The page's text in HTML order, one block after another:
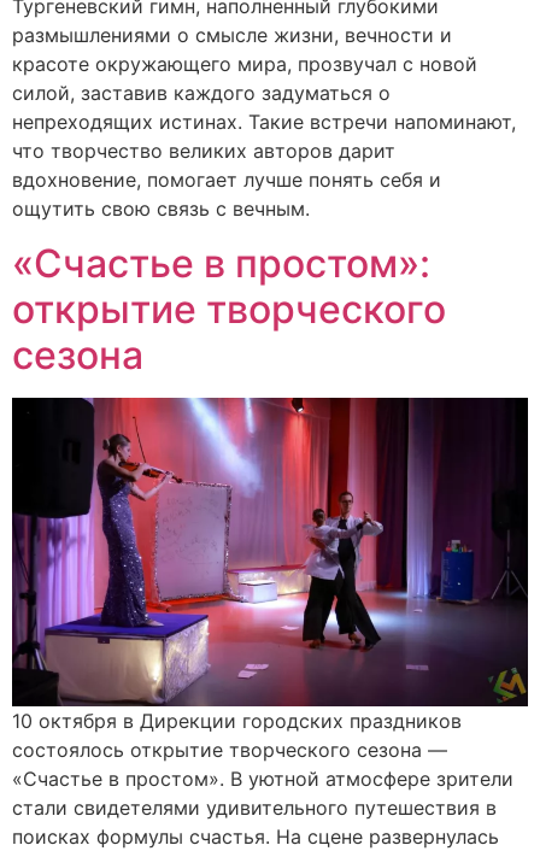
Тургеневский гимн, наполненный глубокими
размышлениями о смысле жизни, вечности и
красоте окружающего мира, прозвучал с новой
силой, заставив каждого задуматься о
непреходящих истинах. Такие встречи напоминают,
что творчество великих авторов дарит
вдохновение, помогает лучше понять себя и
ощутить свою связь с вечным.
«Счастье в простом»:
открытие творческого
сезона
10 октября в Дирекции городских праздников
состоялось открытие творческого сезона —
«Счастье в простом». В уютной атмосфере зрители
стали свидетелями удивительного путешествия в
поисках формулы счастья. На сцене развернулась